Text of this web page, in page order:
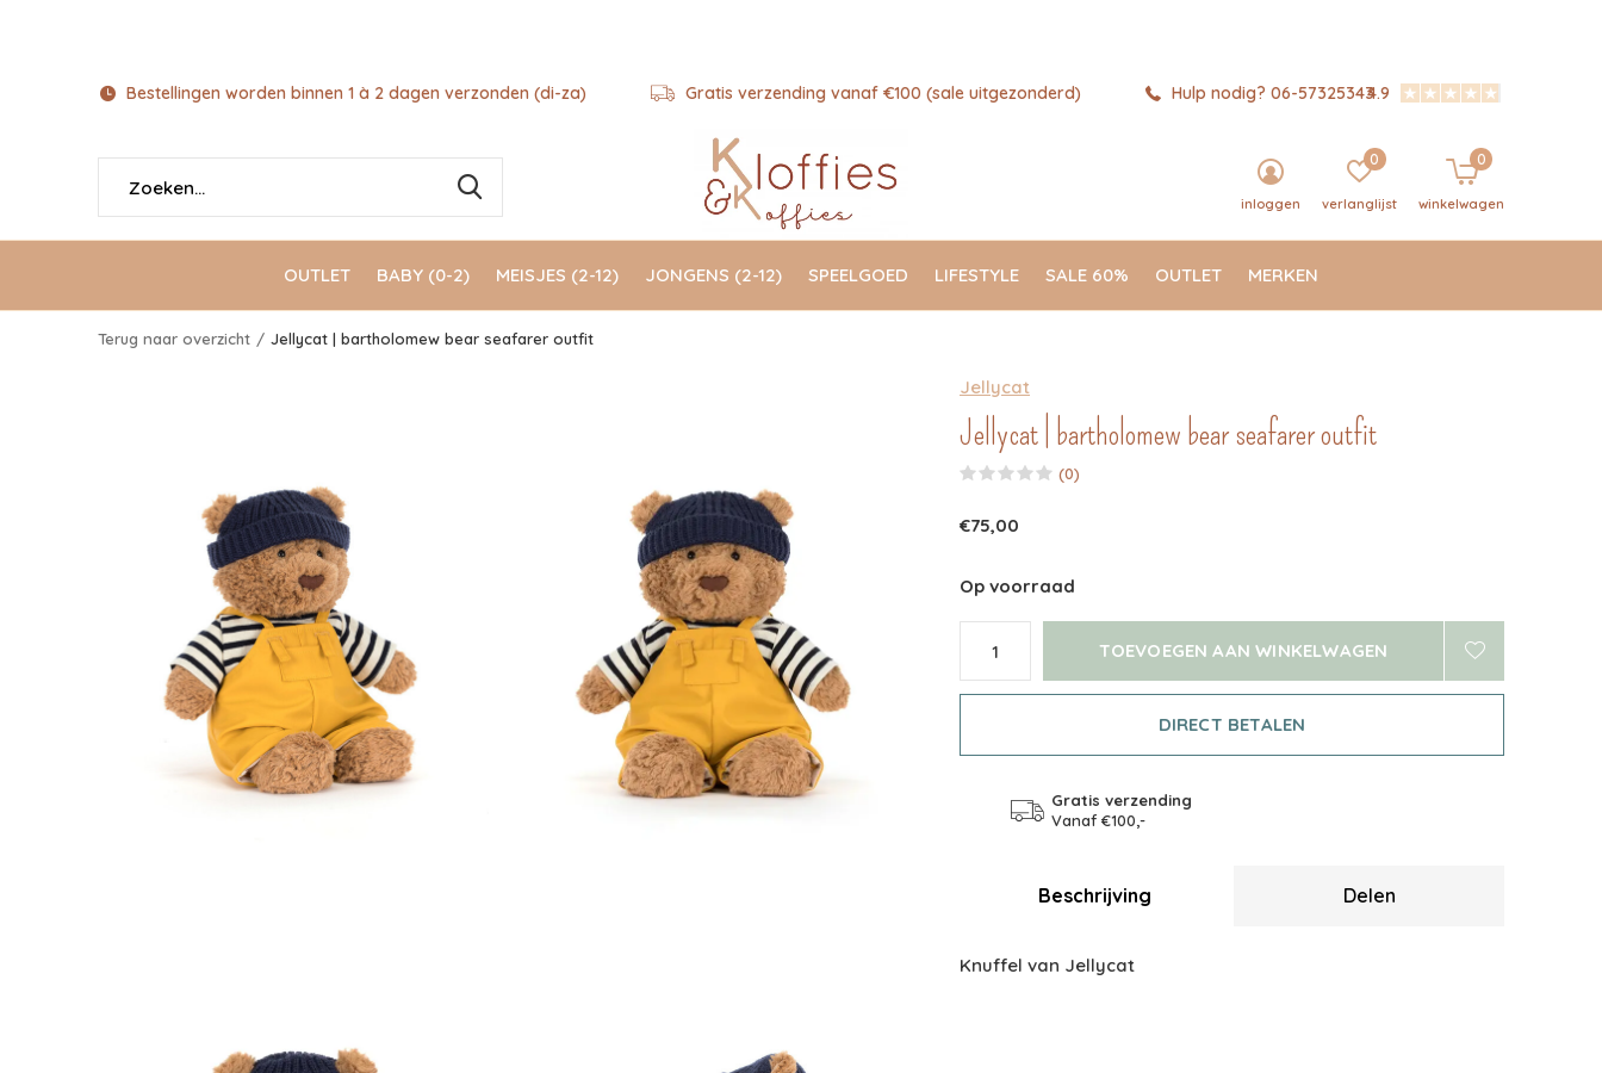
OUTLET BABY (0-2) MEISJES (2-12) JONGENS (2-12) SPEELGOED LIFESTYLE SALE 60% OUTLET MERKEN
inloggen verlanglijst
0
winkelwagen
0
Bestellingen worden binnen 1 à 2 dagen verzonden (di-za) Gratis verzending vanaf €100 (sale uitgezonderd) Hulp nodig? 06-573253434.9
Terug naar overzicht Jellycat | bartholomew bear seafarer outfit
Jellycat
Jellycat | bartholomew bear seafarer outfit
(0)
€75,00
Op voorraad
TOEVOEGEN AAN WINKELWAGEN
DIRECT BETALEN
Gratis verzending
Vanaf €100,-
Beschrijving Delen
Knuffel van Jellycat